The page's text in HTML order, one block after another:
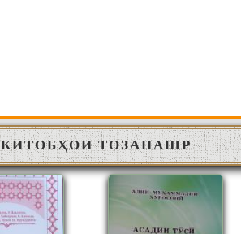
КИТОБҲОИ ТОЗАНАШР